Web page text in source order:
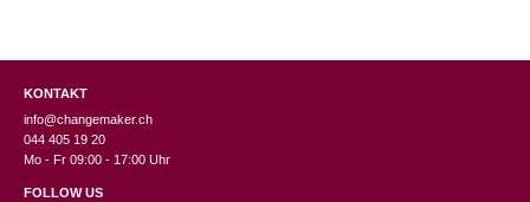
KONTAKT
info@changemaker.ch
044 405 19 20
Mo - Fr 09:00 - 17:00 Uhr
FOLLOW US